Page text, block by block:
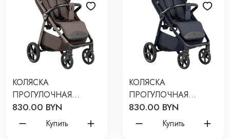
КОЛЯСКА
ПРОГУЛОЧНАЯ
CARRELLO BRAVO LITE
2026 ЦВЕТ: DERBY
BROWN CRL-5529
830.00 BYN
Купить
КОЛЯСКА
ПРОГУЛОЧНАЯ
CARRELLO BRAVO LITE
2026 ЦВЕТ: MIDNIGHT
BLUE CRL-5529
830.00 BYN
Купить